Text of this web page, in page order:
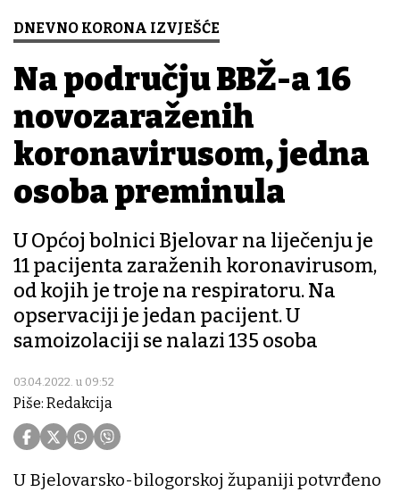
DNEVNO KORONA IZVJEŠĆE
Na području BBŽ-a 16
novozaraženih
koronavirusom, jedna
osoba preminula
U Općoj bolnici Bjelovar na liječenju je
11 pacijenta zaraženih koronavirusom,
od kojih je troje na respiratoru. Na
opservaciji je jedan pacijent. U
samoizolaciji se nalazi 135 osoba
03.04.2022. u 09:52
Piše: Redakcija
U Bjelovarsko-bilogorskoj županiji potvrđeno